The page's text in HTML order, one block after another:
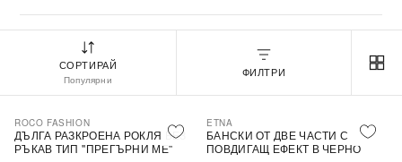
СОРТИРАЙ
Популярни
ФИЛТРИ
-30%
ROCO FASHION
ДЪЛГА РАЗКРОЕНА РОКЛЯ БЕЗ
РЪКАВ ТИП ''ПРЕГЪРНИ МЕ''
ETNA
БАНСКИ ОТ ДВЕ ЧАСТИ С
ПОВДИГАЩ ЕФЕКТ В ЧЕРНО